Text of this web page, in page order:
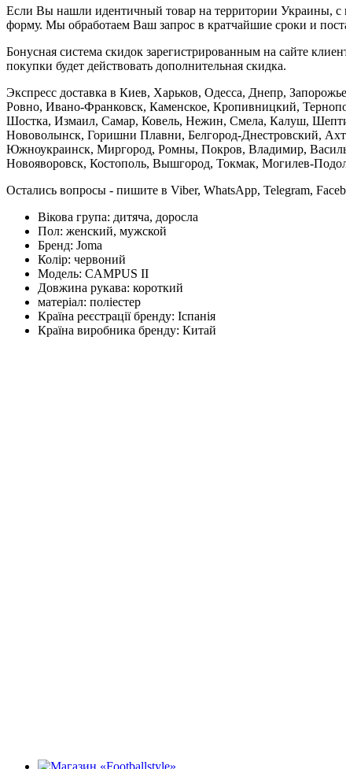
Если Вы нашли идентичный товар на территории Украины, с
форму. Мы обработаем Ваш запрос в кратчайшие сроки и
Бонусная система скидок зарегистрированным на сайте
покупки будет действовать дополнительная скидка.
Экспресс доставка в Киев, Харьков, Одесса, Днепр,
Ровно, Ивано-Франковск, Каменское, Кропивницкий,
Шостка, Измаил, Самар, Ковель, Нежин, Смела, Калуш,
Нововолынск, Горишни Плавни, Белгород-Днестровский,
Южноукраинск, Миргород, Ромны, Покров, Владимир,
Новояворовск, Костополь, Вышгород, Токмак, Могилев-
Остались вопросы - пишите в Viber, WhatsApp, Telegram,
Вікова група: дитяча, доросла
Пол: женский, мужской
Бренд: Joma
Колір: червоний
Модель: CAMPUS II
Довжина рукава: короткий
матеріал: поліестер
Країна реєстрації бренду: Іспанія
Країна виробника бренду: Китай